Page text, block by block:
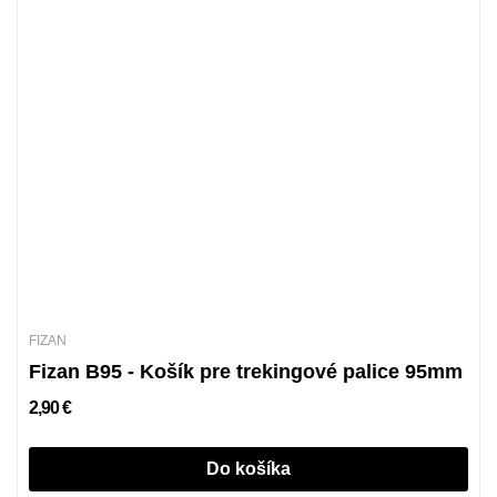
FIZAN
Fizan B95 - Košík pre trekingové palice 95mm
2,90 €
Do košíka